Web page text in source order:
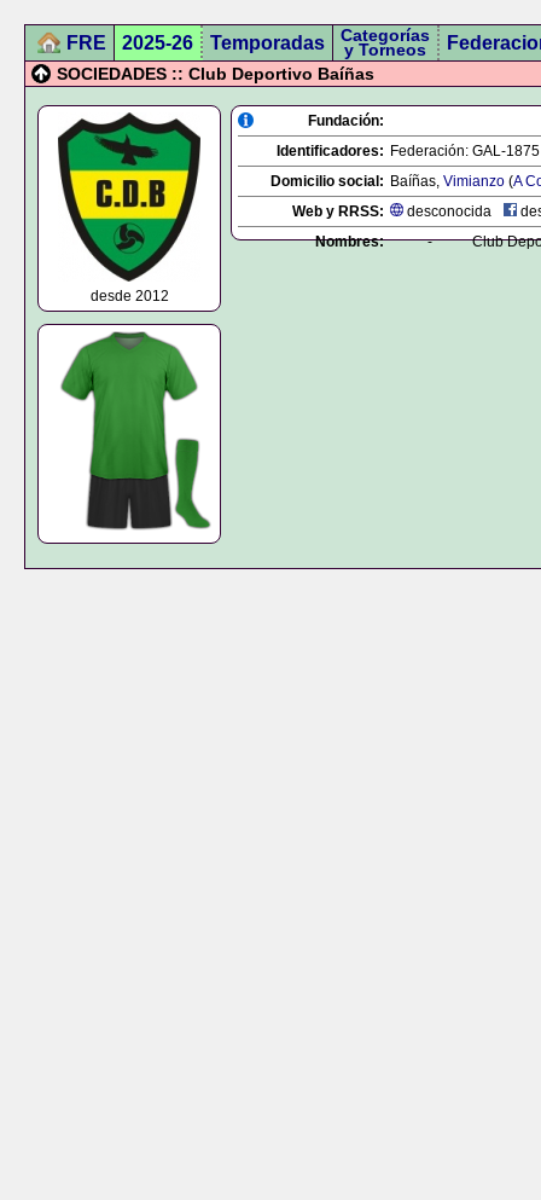
FRE 2025-26 Temporadas Categorías
y Torneos
SOCIEDADES :: Club Deportivo Baíñas
desde 2012
Fundación:
Identificadores: Federación: GAL-1875
Domicilio social: Baíñas, Vimianzo (A
Web y RRSS:
desconocida
Nombres:
- Club